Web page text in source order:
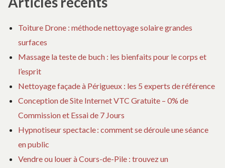
Toiture Drone : méthode nettoyage solaire grandes
surfaces
Massage la teste de buch : les bienfaits pour le corps et
l’esprit
Nettoyage façade à Périgueux : les 5 experts de référence
Conception de Site Internet VTC Gratuite – 0% de
Commission et Essai de 7 Jours
Hypnotiseur spectacle : comment se déroule une séance
en public
Vendre ou louer à Cours-de-Pile : trouvez un